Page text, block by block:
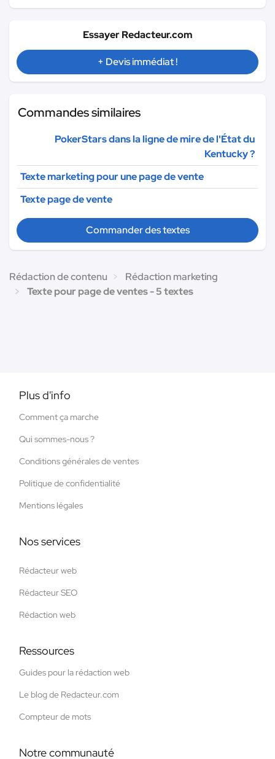
Essayer Redacteur.com
+ Devis immédiat !
Commandes similaires
PokerStars dans la ligne de mire de l'État du
Kentucky ?
Texte marketing pour une page de vente
Texte page de vente
Commander des textes
Rédaction de contenu
Rédaction marketing
Texte pour page de ventes - 5 textes
Plus d'info
Comment ça marche
Qui sommes-nous ?
Conditions générales de ventes
Politique de confidentialité
Mentions légales
Nos services
Rédacteur web
Rédacteur SEO
Rédaction web
Ressources
Guides pour la rédaction web
Le blog de Redacteur.com
Compteur de mots
Notre communauté